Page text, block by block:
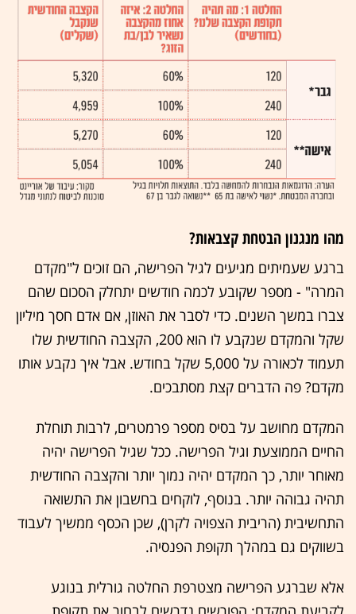
מהו מנגנון הבטחת קצבאות?
ברגע שעמיתים מגיעים לגיל הפרישה, הם זוכים ל"מקדם
המרה" - מספר שקובע לכמה חודשים יתחלק הסכום שהם
צברו במשך השנים. כדי לסבר את האוזן, אם אדם חסך מיליון
שקל והמקדם שנקבע לו הוא 200, הקצבה החודשית שלו
תעמוד לכאורה על 5,000 שקל בחודש. אבל איך נקבע אותו
מקדם? פה הדברים קצת מסתבכים.
המקדם מחושב על בסיס מספר פרמטרים, לרבות תוחלת
החיים הממוצעת וגיל הפרישה. ככל שגיל הפרישה יהיה
מאוחר יותר, כך המקדם יהיה נמוך יותר והקצבה החודשית
תהיה גבוהה יותר. בנוסף, לוקחים בחשבון את התשואה
התחשיבית (הריבית הצפויה לקרן), שכן הכסף ממשיך לעבוד
בשווקים גם במהלך תקופת הפנסיה.
אלא שברגע הפרישה מצטרפת החלטה גורלית בנוגע